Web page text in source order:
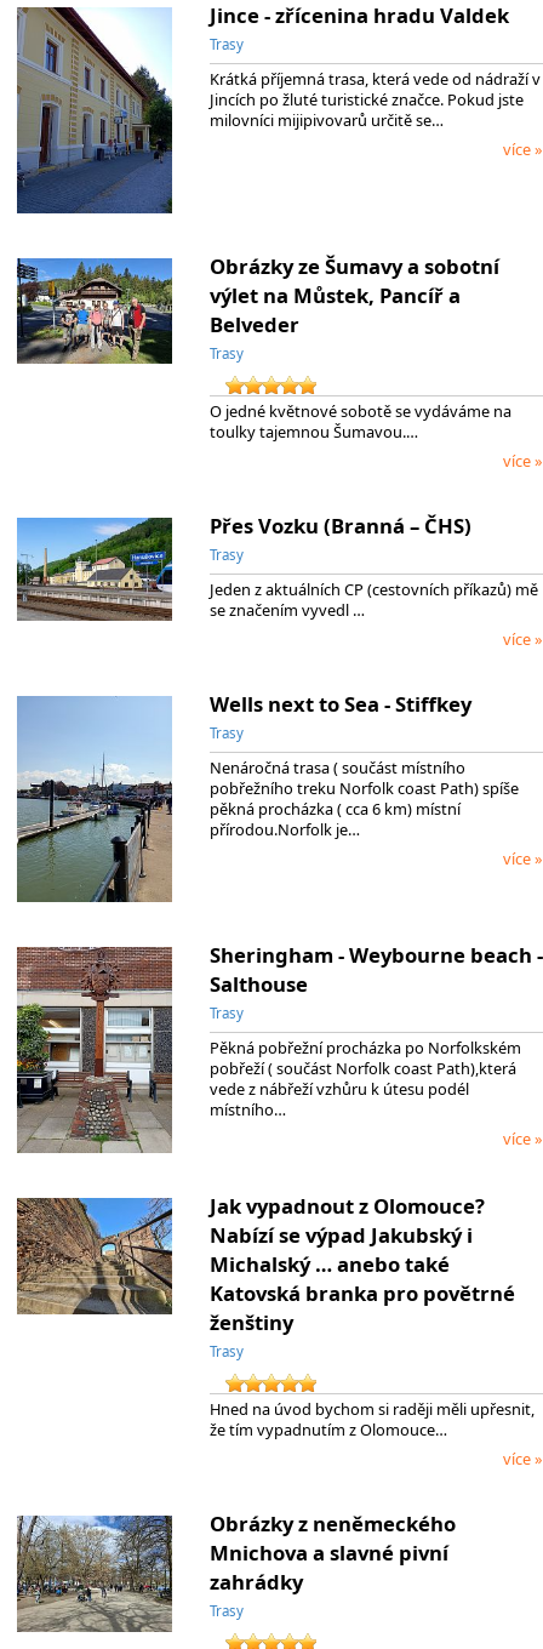
Jince - zřícenina hradu Valdek
Trasy
Krátká příjemná trasa, která vede od nádraží v
Jincích po žluté turistické značce. Pokud jste
milovníci mijipivovarů určitě se…
více »
Obrázky ze Šumavy a sobotní
výlet na Můstek, Pancíř a
Belveder
Trasy
O jedné květnové sobotě se vydáváme na
toulky tajemnou Šumavou.…
více »
Přes Vozku (Branná – ČHS)
Trasy
Jeden z aktuálních CP (cestovních příkazů) mě
se značením vyvedl …
více »
Wells next to Sea - Stiffkey
Trasy
Nenáročná trasa ( součást místního
pobřežního treku Norfolk coast Path) spíše
pěkná procházka ( cca 6 km) místní
přírodou.Norfolk je…
více »
Sheringham - Weybourne beach -
Salthouse
Trasy
Pěkná pobřežní procházka po Norfolkském
pobřeží ( součást Norfolk coast Path),která
vede z nábřeží vzhůru k útesu podél
místního…
více »
Jak vypadnout z Olomouce?
Nabízí se výpad Jakubský i
Michalský … anebo také
Katovská branka pro povětrné
ženštiny
Trasy
Hned na úvod bychom si raději měli upřesnit,
že tím vypadnutím z Olomouce…
více »
Obrázky z neněmeckého
Mnichova a slavné pivní
zahrádky
Trasy